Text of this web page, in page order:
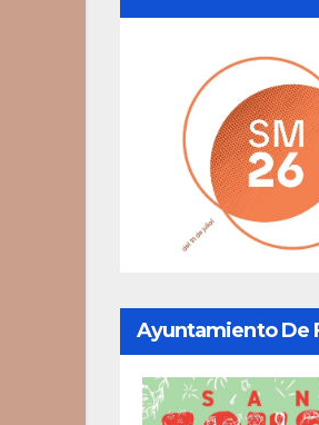
Ayuntamiento De